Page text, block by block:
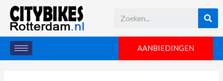
AANBIEDINGEN